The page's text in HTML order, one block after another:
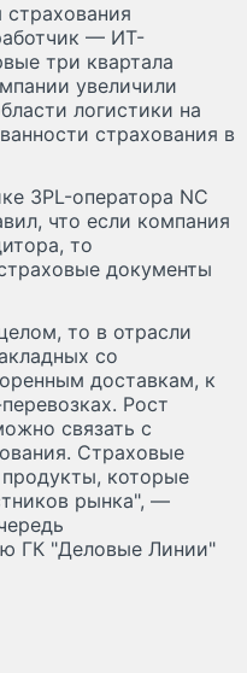
— ИТ-
три квартала
увеличили
логистики на
страхования в
3PL-оператора NC
что если компания
то
документы
то в отрасли
со
доставкам, к
Рост
связать с
Страховые
которые
рынка", —
ГК "Деловые Линии"